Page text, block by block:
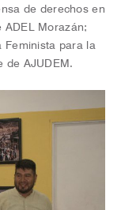
de derechos en
ADEL Morazán;
Feminista para la
de AJUDEM.